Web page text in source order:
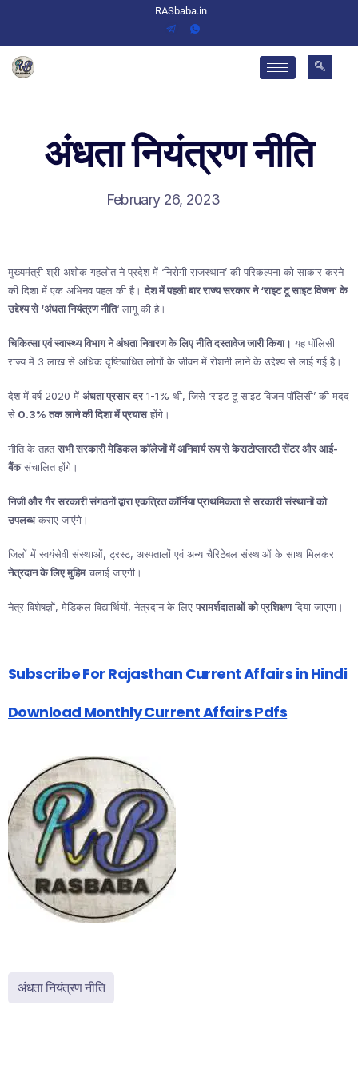
RASbaba.in
अंधता नियंत्रण नीति
February 26, 2023
मुख्यमंत्री श्री अशोक गहलोत ने प्रदेश में ‘निरोगी राजस्थान’ की परिकल्पना को साकार करने
की दिशा में एक अभिनव पहल की है। देश में पहली बार राज्य सरकार ने ‘राइट टू साइट विजन’ के
उद्देश्य से ‘अंधता नियंत्रण नीति‘ लागू की है।
चिकित्सा एवं स्वास्थ्य विभाग ने अंधता निवारण के लिए नीति दस्तावेज जारी किया। यह पॉलिसी
राज्य में 3 लाख से अधिक दृष्टिबाधित लोगों के जीवन में रोशनी लाने के उद्देश्य से लाई गई है।
देश में वर्ष 2020 में अंधता प्रसार दर1-1% थी, जिसे ‘राइट टू साइट विजन पॉलिसी’ की मदद
से 0.3% तक लाने की दिशा में प्रयासहोंगे।
नीति के तहतसभी सरकारी मेडिकल कॉलेजों में अनिवार्य रूप से केराटोप्लास्टी सेंटर और आई-
बैंकसंचालित होंगे।
निजी और गैर सरकारी संगठनों द्वारा एकत्रित कॉर्निया प्राथमिकता से सरकारी संस्थानों को
उपलब्धकराए जाएंगे।
जिलों में स्वयंसेवी संस्थाओं, ट्रस्ट, अस्पतालों एवं अन्य चैरिटेबल संस्थाओं के साथ मिलकर
नेत्रदान के लिए मुहिमचलाई जाएगी।
नेत्र विशेषज्ञों, मेडिकल विद्यार्थियों, नेत्रदान के लिए परामर्शदाताओं को प्रशिक्षणदिया जाएगा।
Subscribe For Rajasthan Current Affairs in Hindi
Download Monthly Current Affairs Pdfs
अंधता नियंत्रण नीति